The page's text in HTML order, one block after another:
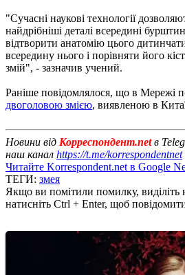
"Сучасні наукові технології
найдрібніші деталі всередині
відтворити анатомію цього
всередину нього і порівняти його
змій", - зазначив учений.
Раніше повідомлялося, що в Мережі
двоголовою змією, виявленою в
Новини від Корреспондент.netв
наш канал https://t.me/korrespondentnet
Читайте Korrespondent.net в Google
ТЕГИ: змея
Якщо ви помітили помилку, виділіть
натисніть Ctrl + Enter, щоб